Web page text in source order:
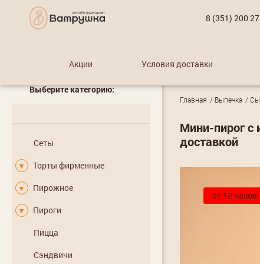
8 (351) 200 27
Акции Условия доставки
Выберите категорию:
Сеты
▼ Торты фирменные
▼ Пирожное
▼
Пироги
Пицца
Сэндвичи
Главная Выпечка
Мини-пирог с
доставкой
от 12 часов.